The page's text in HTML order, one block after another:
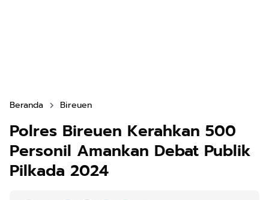
Beranda Bireuen
Polres Bireuen Kerahkan 500
Personil Amankan Debat Publik
Pilkada 2024